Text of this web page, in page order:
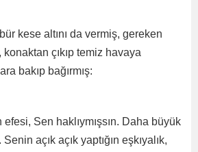
kese altını da vermiş, gereken
konaktan çıkıp temiz havaya
bakıp bağırmış:
Sen haklıymışsın. Daha büyük
açık açık yaptığın eşkıyalık,